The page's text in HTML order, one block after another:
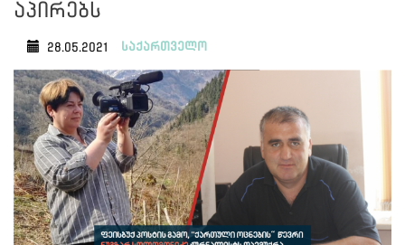
აპირებს
28.05.2021 საქართველო